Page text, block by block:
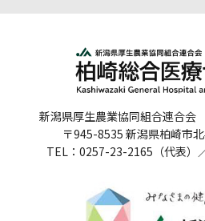
反社会的勢力に対する基本方針
院内感染対策指針
サイトマップ
新潟県厚生農業協同組合連合
〒945-8535 新潟県柏崎市
TEL：0257-23-2165（代表）